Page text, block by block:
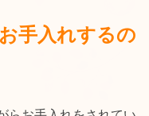
手入れするの